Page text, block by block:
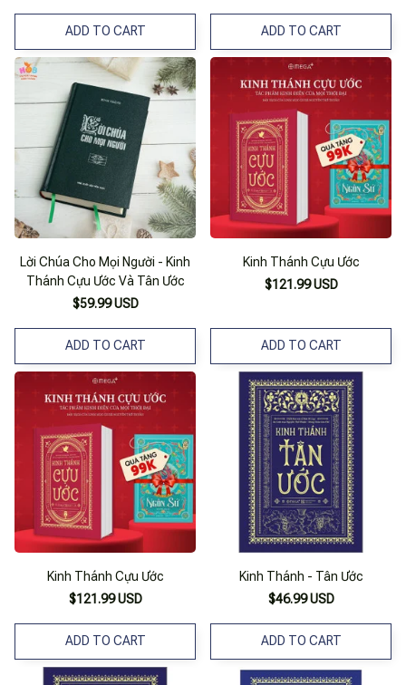
ADD TO CART ADD TO CART
Lời Chúa Cho Mọi Người - Kinh
Thánh Cựu Ước Và Tân Ước
$59.99 USD
ADD TO CART
Kinh Thánh Cựu Ước
$121.99 USD
ADD TO CART
Kinh Thánh Cựu Ước
$121.99 USD
ADD TO CART
Kinh Thánh - Tân Ước
$46.99 USD
ADD TO CART